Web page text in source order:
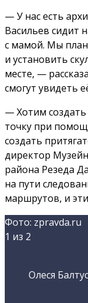
— У нас есть
Васильев сидит
с мамой. Мы
и установить
месте, —
смогут увидеть
— Хотим
точку при
создать
директор
района Резеда
на пути
маршрутов, и
Фото: zpravda.ru
1 из 2
Олеся